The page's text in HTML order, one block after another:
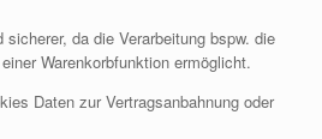
da die Verarbeitung bspw. die
Warenkorbfunktion ermöglicht.
Daten zur Vertragsanbahnung oder